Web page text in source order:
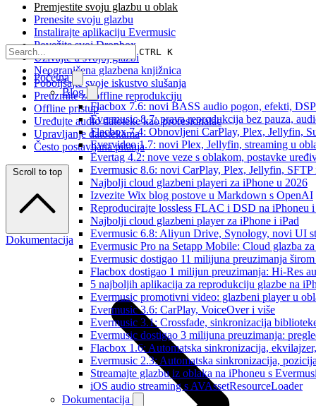
CTRL K
Početna
Blog
Flacbox 7.6: novi BASS audio pogon, efekti,
Evermusic 8.7: prava reprodukcija bez pauza,
Flacbox 7.4: Obnovljeni CarPlay, Plex, Jellyfin,
Evervideo 1.7: novi Plex, Jellyfin, streaming u
Evertag 4.2: nove veze s oblakom, postavke
Evermusic 8.6: novi CarPlay, Plex, Jellyfin,
Najbolji cloud glazbeni playeri za iPhone u 2026
Izvezite Wix blog postove u Markdown s OpenAI
Reproducirajte lossless FLAC i DSD na iPhoneu
Najbolji cloud glazbeni player za iPhone i iPad
Evermusic 6.8: Aliyun Drive, Synology, novi UI
Evermusic Pro na Setapp Mobile: Cloud glazba
Evermusic dostigao 11 milijuna preuzimanja
Flacbox dostigao 1 milijun preuzimanja: Hi-Res
5 najboljih aplikacija za reprodukciju glazbe na
Evermusic promotivni video: glazbeni player u
Evermusic 3.6: CarPlay, VoiceOver i više
Evermusic 3.1: Crossfade, sinkronizacija
Evermusic dostigao 3 milijuna preuzimanja:
Flacbox 1.6: Automatska sinkronizacija,
Evermusic 2.3: Automatska sinkronizacija,
Streamajte glazbu iz oblaka na iPhoneu s
iOS audio streaming s AVAssetResourceLoader
Dokumentacija
Premjestite svoju glazbu u oblak
Prenesite svoju glazbu
Instalirajte aplikaciju Evermusic
Povežite svoj Dropbox
Uživajte u svojoj glazbi
Neograničena glazbena knjižnica
Poboljšajte svoje iskustvo slušanja
Preuzmite za offline reprodukciju
Offline pristup
Uređujte audio datoteke kao profesionalac
Upravljanje datotekama
Često postavljana pitanja
Scroll to top
Dokumentacija